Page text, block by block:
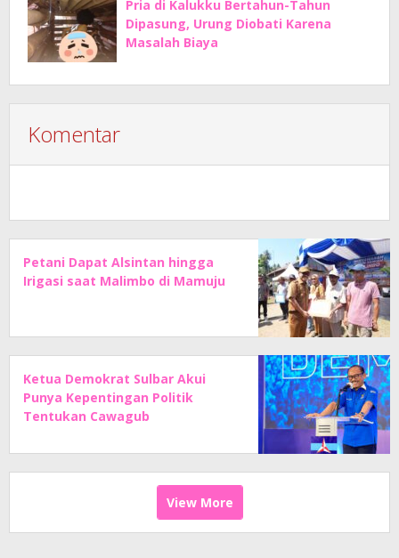
Pria di Kalukku Bertahun-Tahun
Dipasung, Urung Diobati Karena
Masalah Biaya
Komentar
Petani Dapat Alsintan hingga
Irigasi saat Malimbo di Mamuju
Ketua Demokrat Sulbar Akui
Punya Kepentingan Politik
Tentukan Cawagub
View More